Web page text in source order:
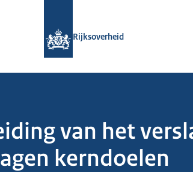
Rijksoverheid
van het
kerndoelen